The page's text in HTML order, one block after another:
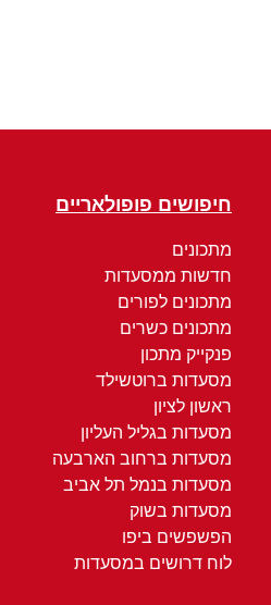
חיפושים פופולאריים
מתכונים
חדשות ממסעדות
מתכונים לפורים
מתכונים כשרים
פנקייק מתכון
מסעדות ברוטשילד
ראשון לציון
מסעדות בגליל העליון
מסעדות ברחוב הארבעה
מסעדות בנמל תל אביב
מסעדות בשוק
הפשפשים ביפו
לוח דרושים במסעדות